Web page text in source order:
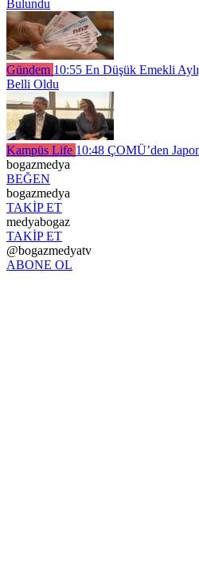
Bulundu
Gündem 10:55 En Düşük Emekli
Belli Oldu
Kampüs Life 10:48 ÇOMÜ’den
bogazmedya
BEĞEN
bogazmedya
TAKİP ET
medyabogaz
TAKİP ET
@bogazmedyatv
ABONE OL